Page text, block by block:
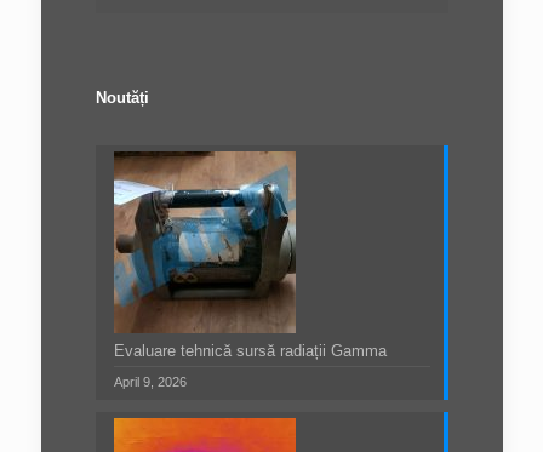
Noutăți
Evaluare tehnică sursă radiații Gamma
April 9, 2026